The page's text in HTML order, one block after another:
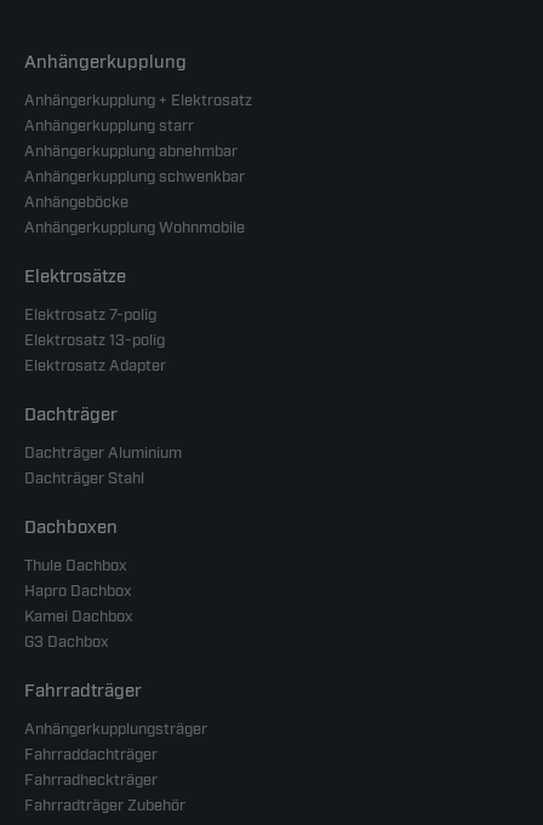
Anhängerkupplung
Anhängerkupplung + Elektrosatz
Anhängerkupplung starr
Anhängerkupplung abnehmbar
Anhängerkupplung schwenkbar
Anhängeböcke
Anhängerkupplung Wohnmobile
Elektrosätze
Elektrosatz 7-polig
Elektrosatz 13-polig
Elektrosatz Adapter
Dachträger
Dachträger Aluminium
Dachträger Stahl
Dachboxen
Thule Dachbox
Hapro Dachbox
Kamei Dachbox
G3 Dachbox
Fahrradträger
Anhängerkupplungsträger
Fahrraddachträger
Fahrradheckträger
Fahrradträger Zubehör